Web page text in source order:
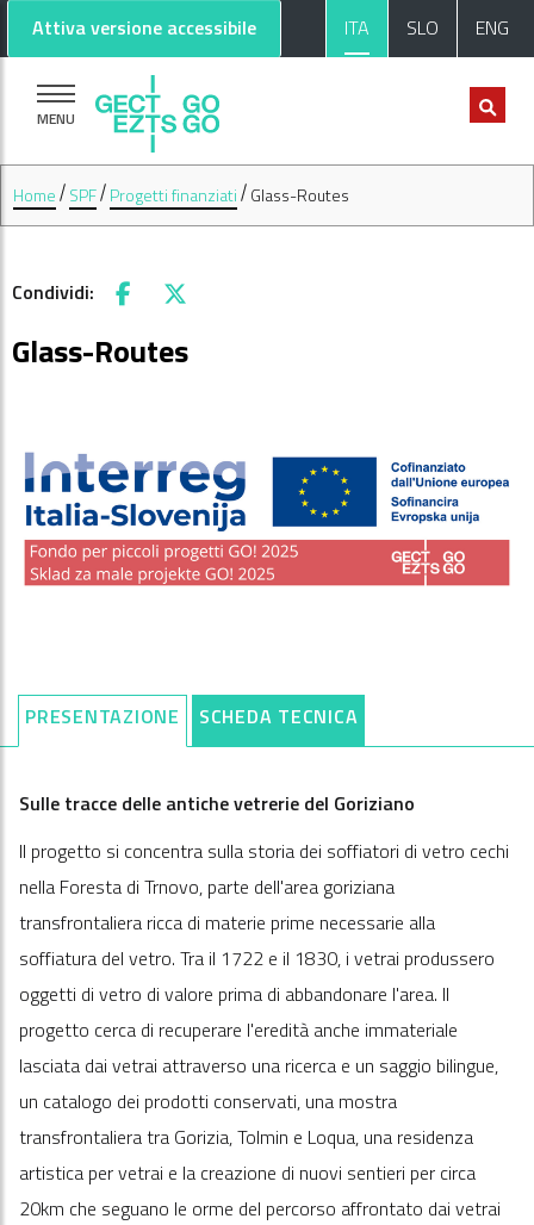
Attiva versione accessibile ITA SLO ENG
MENU
Home SPF Progetti finanziati Glass-Routes
Condividi: Facebook
X
Glass-Routes
PRESENTAZIONE SCHEDA TECNICA
Sulle tracce delle antiche vetrerie del Goriziano
Il progetto si concentra sulla storia dei soffiatori di vetro cechi
nella Foresta di Trnovo, parte dell'area goriziana
transfrontaliera ricca di materie prime necessarie alla
soffiatura del vetro. Tra il 1722 e il 1830, i vetrai produssero
oggetti di vetro di valore prima di abbandonare l'area. Il
progetto cerca di recuperare l'eredità anche immateriale
lasciata dai vetrai attraverso una ricerca e un saggio bilingue,
un catalogo dei prodotti conservati, una mostra
transfrontaliera tra Gorizia, Tolmin e Loqua, una residenza
artistica per vetrai e la creazione di nuovi sentieri per circa
20km che seguano le orme del percorso affrontato dai vetrai